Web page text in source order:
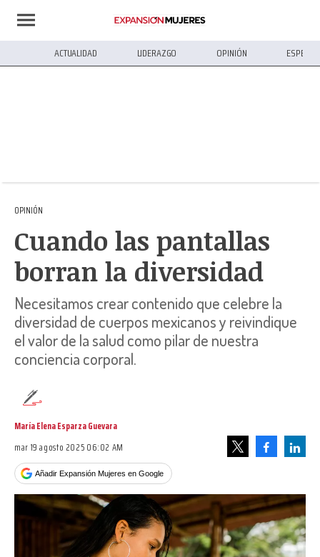
ACTUALIDAD LIDERAZGO OPINIÓN
OPINIÓN
Cuando las pantallas
borran la diversidad
Necesitamos crear contenido que celebre la
diversidad de cuerpos mexicanos y reivindique
el valor de la salud como pilar de nuestra
conciencia corporal.
María Elena Esparza Guevara
mar 19 agosto 2025 06:02 AM
Añadir Expansión Mujeres en Google
Facebook